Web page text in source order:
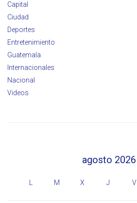
Capital
Ciudad
Deportes
Entretenimiento
Guatemala
Internacionales
Nacional
Videos
agosto 2026
M X J V